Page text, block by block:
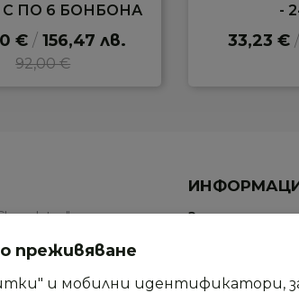
С ПО 6 БОНБОНА
€ /156,47 лв.
92,00 €
-
33,23 €/
е място,
и форми.
канят в оазис на
на сетивата.
За нас
Доставка и
преживяване
и мобилни идентификатори,